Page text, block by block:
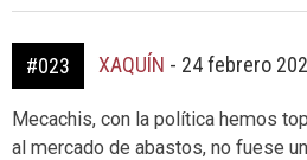
#023 XAQUÍN - 24 febrero
Mecachis, con la política hemos
al mercado de abastos, no fuese